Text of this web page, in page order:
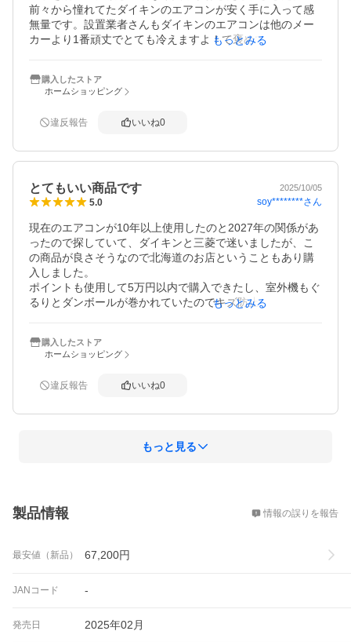
前々から憧れてたダイキンのエアコンが安く手に入って感
無量です。設置業者さんもダイキンのエアコンは他のメー
カーより1番頑丈でとても冷えますよ！て褒めてました。北
なってしまい本格的な冷房の使用は来年になりそうですが
大活躍を期待します！
もっとみる
購入したストア
ホームショッピング
違反報告 いいね0
とてもいい商品です 2025/10/05
5.0 soy********さん
現在のエアコンが10年以上使用したのと2027年の関係があ
ったので探していて、ダイキンと三菱で迷いましたが、こ
の商品が良さそうなので北海道のお店ということもあり購
入しました。
ポイントも使用して5万円以内で購入できたし、室外機もぐ
るりとダンボールが巻かれていたのでキズ防止で良かった
がきたので購入して大正解でした。
今回窓上に取り付けしたので高さに余裕がなかったので250
あとは耐久性に期待しています!
もっとみる
購入したストア
ホームショッピング
違反報告 いいね0
もっと見る
製品情報 情報の誤りを報告
最安値（新品） 67,200円
JANコード -
発売日 2025年02月